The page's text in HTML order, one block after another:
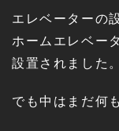
エレベーターの
ホームエレベー
設置されました。
でも中はまだ何